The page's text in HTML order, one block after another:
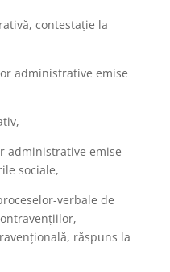
contestație la
administrative emise
administrative emise
sociale,
verbale de
răspuns la